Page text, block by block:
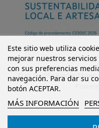
Este sitio web utiliza
mejorar nuestros
con sus preferencias
navegación. Para dar su
botón ACEPTAR.
MÁS INFORMACIÓN
© Mi Castillo Kinder